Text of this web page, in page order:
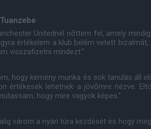
Unitednél nőttem fel, amely
értékelem a klub belém vetett
visszafizetni mindezt."
hogy kemény munka és sok tanulás áll
értékesek lehetnek a jövőmre nézve.
hogy mire vagyok képes."
várom a nyári túra kezdését és hogy